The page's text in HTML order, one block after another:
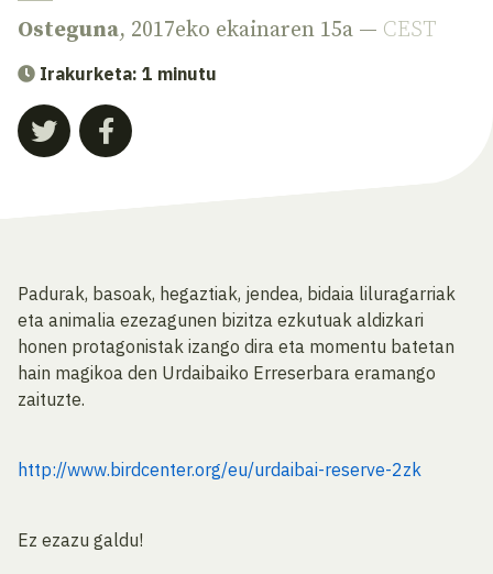
Osteguna, 2017eko ekainaren 15a — CEST
Irakurketa: 1 minutu
Padurak, basoak, hegaztiak, jendea, bidaia liluragarriak
eta animalia ezezagunen bizitza ezkutuak aldizkari
honen protagonistak izango dira eta momentu batetan
hain magikoa den Urdaibaiko Erreserbara eramango
zaituzte.
http://www.birdcenter.org/eu/urdaibai-reserve-2zk
Ez ezazu galdu!